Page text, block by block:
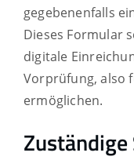
gegebenenfalls
Dieses Formular
digitale
Vorprüfung, also
ermöglichen.